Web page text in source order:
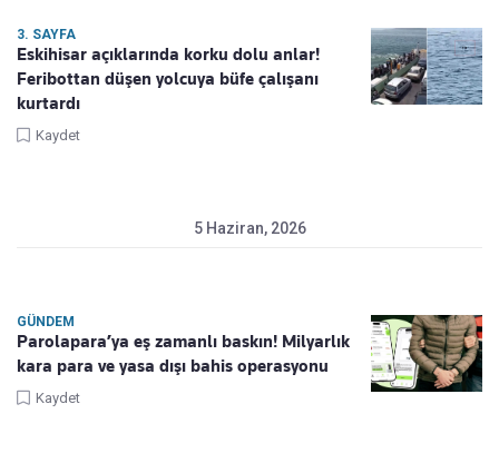
3. SAYFA
Eskihisar açıklarında korku dolu anlar!
Feribottan düşen yolcuya büfe çalışanı
kurtardı
Kaydet
5 Haziran, 2026
GÜNDEM
Parolapara’ya eş zamanlı baskın! Milyarlık
kara para ve yasa dışı bahis operasyonu
Kaydet